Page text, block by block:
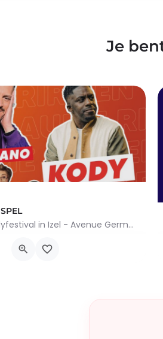
Je
3-daags comedyfestival in Izel - Avenue Germain Gilson 48
189, 6730 Tintigny
0h00 - 22 november 2026 0h00